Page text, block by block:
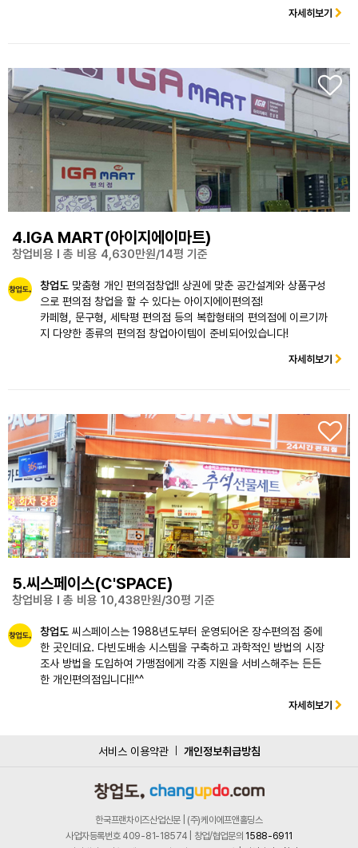
자세히보기
4.IGA MART(아이지에이마트)
창업비용 l 총 비용 4,630만원/14평 기준
창업도 맞춤형 개인 편의점창업!! 상권에 맞춘 공간설계와 상품구성
으로 편의점 창업을 할 수 있다는 아이지에이편의점!
카페형, 문구형, 세탁평 편의점 등의 복합형태의 편의점에 이르기까
지 다양한 종류의 편의점 창업아이템이 준비되어있습니다!
자세히보기
5.씨스페이스(C'SPACE)
창업비용 l 총 비용 10,438만원/30평 기준
창업도 씨스페이스는 1988년도부터 운영되어온 장수편의점 중에
한 곳인데요. 다빈도배송 시스템을 구축하고 과학적인 방법의 시장
조사 방법을 도입하여 가맹점에게 각종 지원을 서비스해주는 든든
한 개인편의점입니다!!^^
자세히보기
서비스 이용약관 개인정보취급방침
한국프랜차이즈산업신문 | (주)케이에프앤홀딩스
사업자등록번호 409-81-18574 | 창업/협업문의 1588-6911